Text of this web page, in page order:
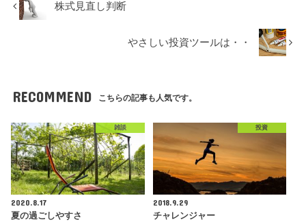
株式見直し判断
やさしい投資ツールは・・
RECOMMEND こちらの記事も人気です。
雑談
2020.8.17
夏の過ごしやすさ
投資
2018.9.29
チャレンジャー